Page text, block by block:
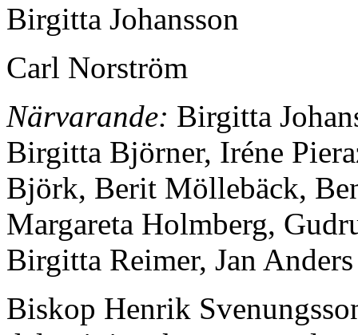
Birgitta Johansson
Carl Norström
Närvarande: Birgitta
Birgitta Björner, Iréne
Björk, Berit Möllebäck,
Margareta Holmberg,
Birgitta Reimer, Jan
Biskop Henrik